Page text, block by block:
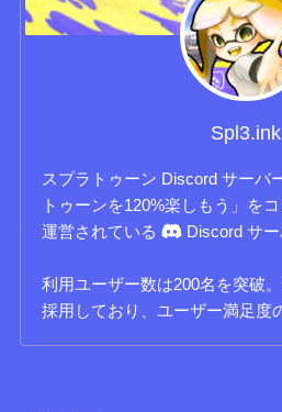
Spl3.ink
スプラトゥーン Discord サーバ
トゥーンを120%楽しもう」を
運営されている
Discord サー
利用ユーザー数は200名を突破
採用しており、ユーザー満足度